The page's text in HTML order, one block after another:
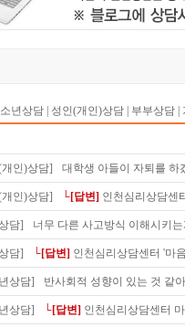
년상담 성인(개인)상담 부부상담
인)상담] 대학생 아들이 자퇴를 하
인)상담] └[답변] 인천심리상담센
담] 너무 다른 사고방식 이해시키
담] └[답변] 인천심리상담센터 '마
상담] 반사회적 성향이 있는 것 같
상담] └[답변] 인천심리상담센터